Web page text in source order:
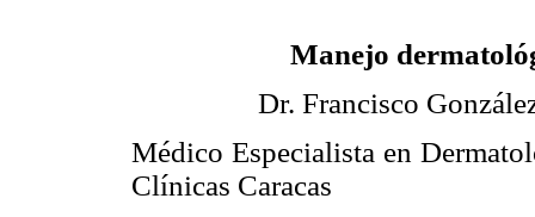
Manejo
Dr. Francisco
Médico Especialista en
Clínicas Caracas